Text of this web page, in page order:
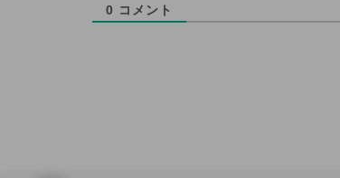
0 コメント